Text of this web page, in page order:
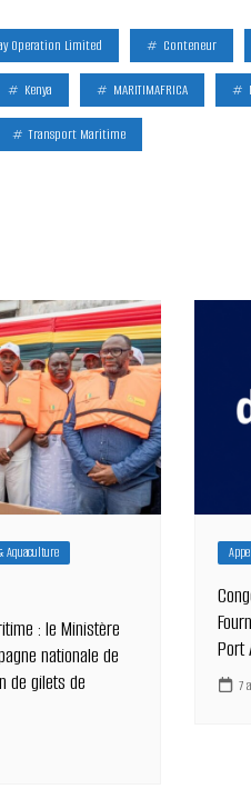
Operation Limited Conteneur
Kenya MARITIMAFRICA
Transport Maritime
Aquaculture
: le Ministère
nationale de
de gilets de
Port
7